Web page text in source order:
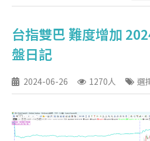
台指雙巴 難度增加
盤日記
2024-06-26 1270人 選